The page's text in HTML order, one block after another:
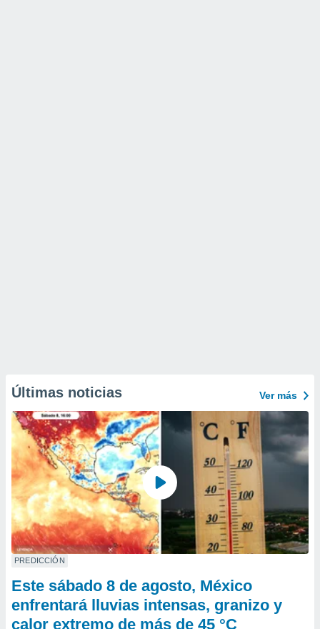
Últimas noticias Ver más
PREDICCIÓN
Este sábado 8 de agosto, México
enfrentará lluvias intensas, granizo y
calor extremo de más de 45 °C